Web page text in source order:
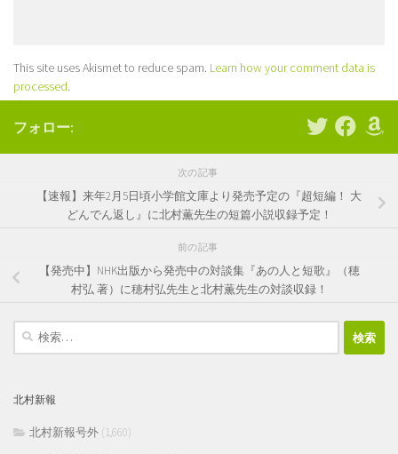
This site uses Akismet to reduce spam. Learn how your comment data is
processed.
フォロー:
次の記事
【速報】来年2月5日頃小学館文庫より発売予定の『超短編！ 大
どんでん返し』に北村薫先生の短篇小説収録予定！
前の記事
【発売中】NHK出版から発売中の対談集『あの人と短歌』（穂
村弘 著）に穂村弘先生と北村薫先生の対談収録！
検
北村新報
北村新報号外 (1,660)